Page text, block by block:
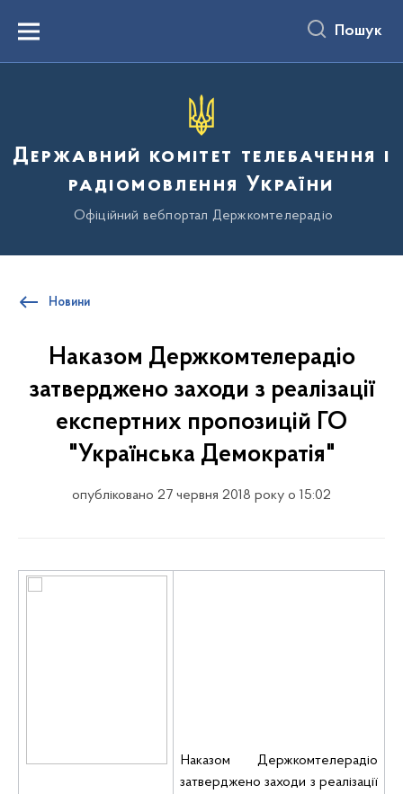
вмістуMenu Пошук
Державний комітет телебачення і
радіомовлення України
Офіційний вебпортал Держкомтелерадіо
Новини
Наказом Держкомтелерадіо
затверджено заходи з реалізації
експертних пропозицій ГО
"Українська Демократія"
опубліковано 27 червня 2018 року о 15:02
Наказом Держкомтелерадіо
затверджено заходи з реалізації